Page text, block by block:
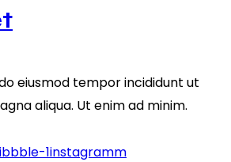
eiusmod tempor incididunt ut
aliqua. Ut enim ad minim.
1instagramm